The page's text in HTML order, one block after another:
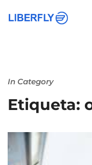
In Category
Etiqueta: